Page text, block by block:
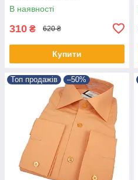
В наявності
310 ₴ 620 ₴
Купити
Топ продажів –50%